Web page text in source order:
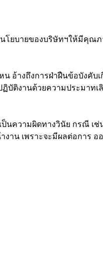
โยบายของบริษัทฯให้มีคุณ
อ้างถึงการฝ่าฝืนข้อบังคับ
บัติงานด้วยความประมาทเ
ความผิดทางวินัย กรณี เช่
าน เพราะจะมีผลต่อการ อ